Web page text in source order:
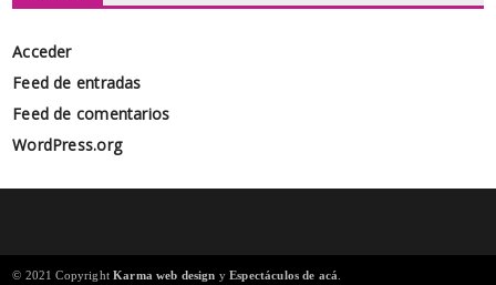
Acceder
Feed de entradas
Feed de comentarios
WordPress.org
© 2021 CopyrightKarma web design yEspectáculos de acá